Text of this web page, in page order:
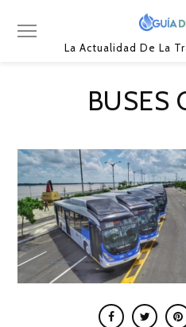
La Actualidad De La
BUSES